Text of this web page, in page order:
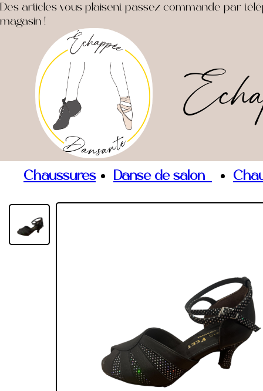
Des articles vous plaisent passez commande par
magasin !
Chaussures Danse de salon